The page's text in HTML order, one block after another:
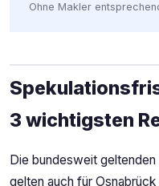
Ohne Makler
3 wichtigsten
Die bundesweit
gelten auch für Osnabrück